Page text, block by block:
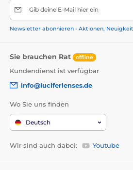
Gib deine E-Mail hier ein
Newsletter abonnieren - Aktionen,
Sie brauchen Rat offline
Kundendienst ist verfügbar
info@luciferlenses.de
Wo Sie uns finden
Deutsch
Wir sind auch dabei: Youtube